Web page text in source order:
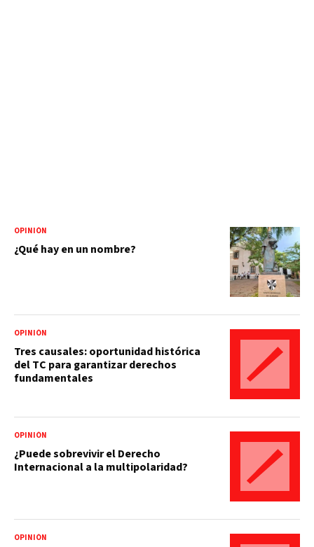
OPINIÓN
¿Qué hay en un nombre?
OPINIÓN
Tres causales: oportunidad histórica
del TC para garantizar derechos
fundamentales
OPINIÓN
¿Puede sobrevivir el Derecho
Internacional a la multipolaridad?
OPINIÓN